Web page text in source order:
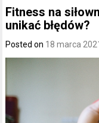
Fitness na
unikać błędów?
Posted on 18 marca 2021